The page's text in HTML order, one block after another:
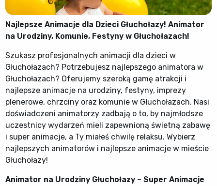
Najlepsze Animacje dla Dzieci Głuchołazy! Animator
na Urodziny, Komunie, Festyny w Głuchołazach!
Szukasz profesjonalnych animacji dla dzieci w
Głuchołazach? Potrzebujesz najlepszego animatora w
Głuchołazach? Oferujemy szeroką gamę atrakcji i
najlepsze animacje na urodziny, festyny, imprezy
plenerowe, chrzciny oraz komunie w Głuchołazach. Nasi
doświadczeni animatorzy zadbają o to, by najmłodsze
uczestnicy wydarzeń mieli zapewnioną świetną zabawę
i super animacje, a Ty miałeś chwilę relaksu. Wybierz
najlepszych animatorów i najlepsze animacje w mieście
Głuchołazy!
Animator na Urodziny Głuchołazy – Super Animacje